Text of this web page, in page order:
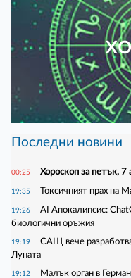
Последни новини
00:25 Хороскоп за петък, 7
19:35 Токсичният прах на
19:26
AI Апокалипсис:
биологични оръжия
19:19
САЩ вече
Луната
19:12
Малък орган в